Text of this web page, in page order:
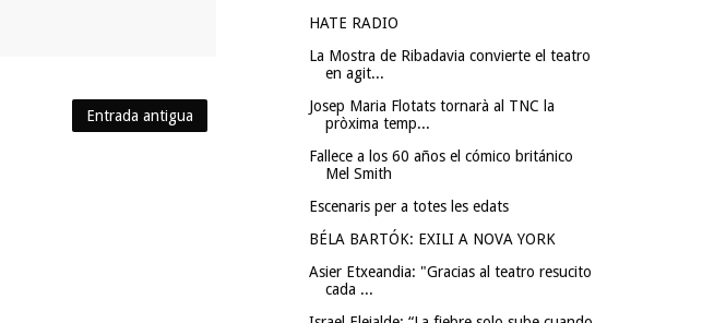
Entrada antigua
HATE RADIO
La Mostra de Ribadavia convierte el teatro
en agit...
Josep Maria Flotats tornarà al TNC la
pròxima temp...
Fallece a los 60 años el cómico británico
Mel Smith
Escenaris per a totes les edats
BÉLA BARTÓK: EXILI A NOVA YORK
Asier Etxeandia: "Gracias al teatro resucito
cada ...